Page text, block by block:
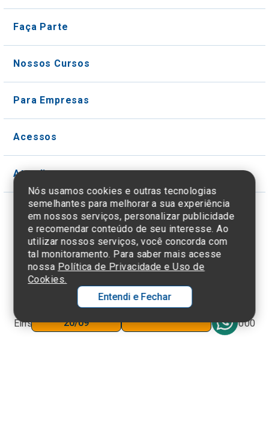
Faça Parte
Nossos Cursos
Para Empresas
Acessos
Atendimento
Termos de Uso e Política de
Privacidade
©2025 Einstein Hospital Israelita -
DIREITOS RESERVADOS
Einstein, 627 - Morumbi - São Paulo - SP - 05652-000
Inscreva-se até
20/09
Nós usamos cookies e outras tecnologias
semelhantes para melhorar a sua experiência
em nossos serviços, personalizar publicidade
e recomendar conteúdo de seu interesse. Ao
utilizar nossos serviços, você concorda com
tal monitoramento. Para saber mais acesse
nossa Política de Privacidade e Uso de
Cookies.
Entendi e Fechar